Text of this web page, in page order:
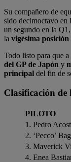
Su compañero de
sido decimoctavo en
un segundo en la
la vigésima
Todo listo para que a
del GP de Japón y
principal del fin de
Clasificación de
PILOTO
1. Pedro
2. ‘Pecco’
3. Maverick
4. Enea